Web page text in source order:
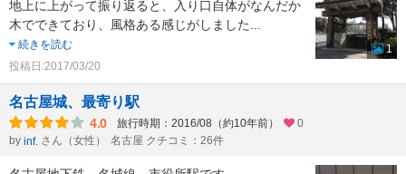
地上に上がって振り返ると、入り口自体がなんだか
木でできており、風格ある感じがしました
続きを読む
投稿日:2017/03/20
1
名古屋城、最寄り駅
4.0 旅行時期：2016/08（約10年前）
0
by inf. さん（女性） 名古屋 クチコミ：26件